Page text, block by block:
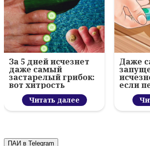
За 5 дней исчезнет
даже самый
застарелый грибок:
вот хитрость
Читать далее
Даже
если
ПАИ в Telegram